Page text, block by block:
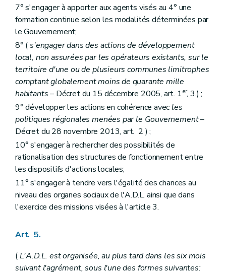
7° s'engager à apporter aux agents visés au 4° une
formation continue selon les modalités déterminées par
le Gouvernement;
8° (s'engager dans des actions de développement
local, non assurées par les opérateurs existants, sur le
territoire d'une ou de plusieurs communes limitrophes
comptant globalement moins de quarante mille
habitants– Décret du 15 décembre 2005, art. 1er, 3.) ;
9° développer les actions en cohérence avec les
politiques régionales menées par le Gouvernement–
Décret du 28 novembre 2013, art. 2 ) ;
10° s'engager à rechercher des possibilités de
rationalisation des structures de fonctionnement entre
les dispositifs d'actions locales;
11° s'engager à tendre vers l'égalité des chances au
niveau des organes sociaux de l'A.D.L. ainsi que dans
l'exercice des missions visées à l'article 3.
Art. 5.
(L'A.D.L. est organisée, au plus tard dans les six mois
suivant l'agrément, sous l'une des formes suivantes: